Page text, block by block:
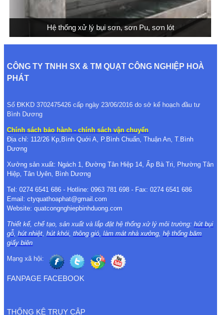
Hệ thống xử lý bụi sơn, sơn Pu, sơn lót
CÔNG TY TNHH SX & TM QUẠT CÔNG NGHIỆP HOÀ
PHÁT
Số ĐKKD 3702475426 cấp ngày 23/06/2016 do sở kế hoạch đầu tư
Bình Dương
Chính sách bảo hành - chính sách vận chuyển
Địa chỉ: 112/26 Kp,Bình Quới A, P.Bình Chuẩn, Thuận An, T.Bình
Dương
Xưởng sản xuất: Ngách 1, Đường Tân Hiệp 14, Ấp Bà Tri, Phường Tân
Hiệp, Tân Uyên, Bình Dương
Tel: 0274 6541 686 - Hotline: 0963 781 698 - Fax: 0274 6541 686
Email: ctyquathoaphat@gmail.com
Website: quatcongnghiepbinhduong.com
Thiết kế, chế tạo, sản xuất và lắp đặt hệ thống xử lý môi trường:hút bụi
gỗ ,hút nhiệt ,hút khói ,thông gió làm mát nhà xưởng ,hệ thống băm
giấy biên
Mạng xã hội:
FANPAGE FACEBOOK
THỐNG KÊ TRUY CẬP